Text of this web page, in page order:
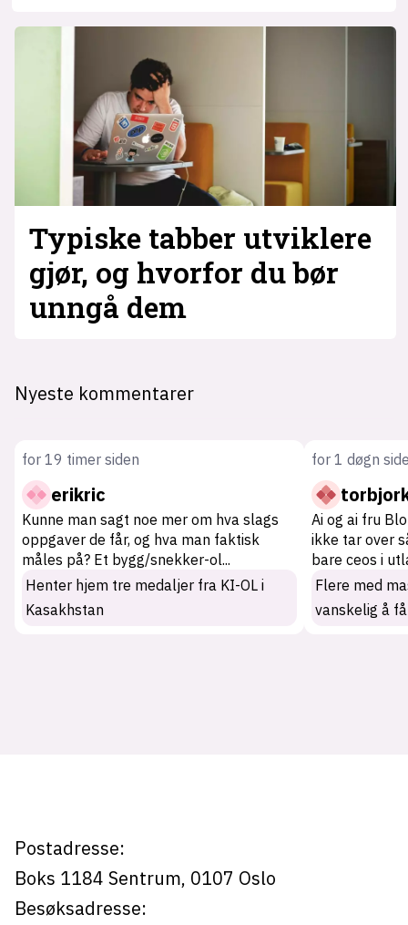
Typiske tabber utviklere
gjør, og hvorfor du bør
unngå dem
Nyeste kommentarer
for 19 timer siden
erikric
Kunne man sagt noe mer om hva slags
oppgaver de får, og hva man faktisk
måles på? Et bygg/snekker-ol...
Henter hjem tre medaljer fra KI-OL i
Kasakhstan
for 1 døgn
Ai og ai fru
ikke tar over
bare ceos i
Flere med
vanskelig å
Postadresse:
Boks 1184 Sentrum, 0107 Oslo
Besøksadresse: